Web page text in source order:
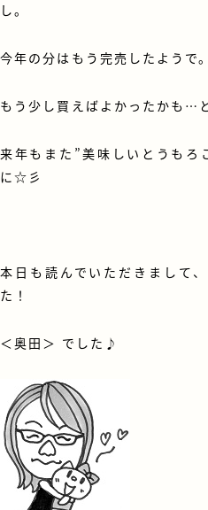
し。
今年の分はもう完売したようで
もう少し買えばよかったかも…
来年もまた”美味しいとうもろ
に☆彡
本日も読んでいただきまして
た！
＜奥田 ＞ でした♪